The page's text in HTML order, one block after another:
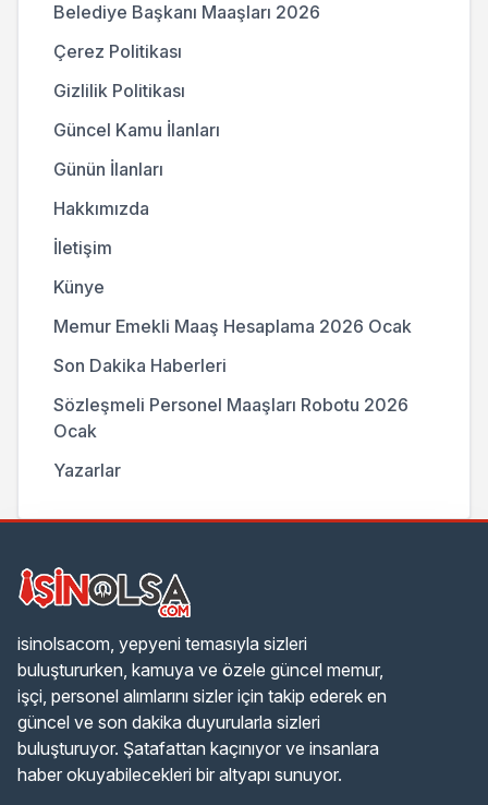
Belediye Başkanı Maaşları 2026
Çerez Politikası
Gizlilik Politikası
Güncel Kamu İlanları
Günün İlanları
Hakkımızda
İletişim
Künye
Memur Emekli Maaş Hesaplama 2026 Ocak
Son Dakika Haberleri
Sözleşmeli Personel Maaşları Robotu 2026
Ocak
Yazarlar
isinolsacom, yepyeni temasıyla sizleri
buluştururken, kamuya ve özele güncel memur,
işçi, personel alımlarını sizler için takip ederek en
güncel ve son dakika duyurularla sizleri
buluşturuyor. Şatafattan kaçınıyor ve insanlara
haber okuyabilecekleri bir altyapı sunuyor.